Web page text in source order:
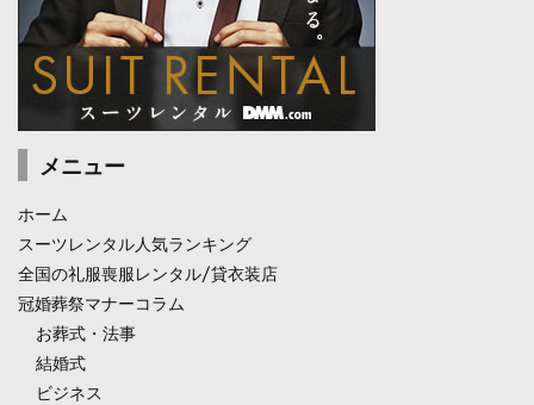
メニュー
ホーム
スーツレンタル人気ランキング
全国の礼服喪服レンタル/貸衣装店
冠婚葬祭マナーコラム
お葬式・法事
結婚式
ビジネス